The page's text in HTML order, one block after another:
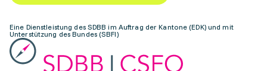
Eine Dienstleistung des SDBB im Auftrag der Kantone (EDK) und mit
Unterstützung des Bundes (SBFI)